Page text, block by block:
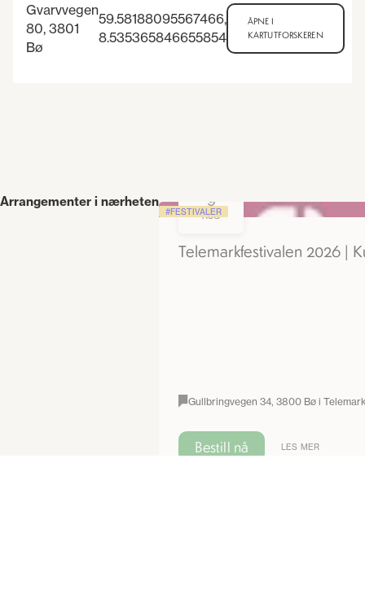
Gvarvvegen
80, 3801
Bø
59.58188095567466,
8.535365846655854
ÅPNE I
KARTUTFORSKEREN
Arrangementer i nærheten
FESTIVALER
9
AUG
Telemarkfestivalen 2026 |
Gullbringvegen 34, 3800 Bø i
Bestill nå LES MER